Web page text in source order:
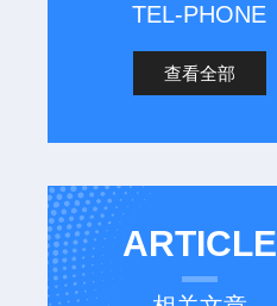
TEL-PHONE
查看全部
ARTICLE